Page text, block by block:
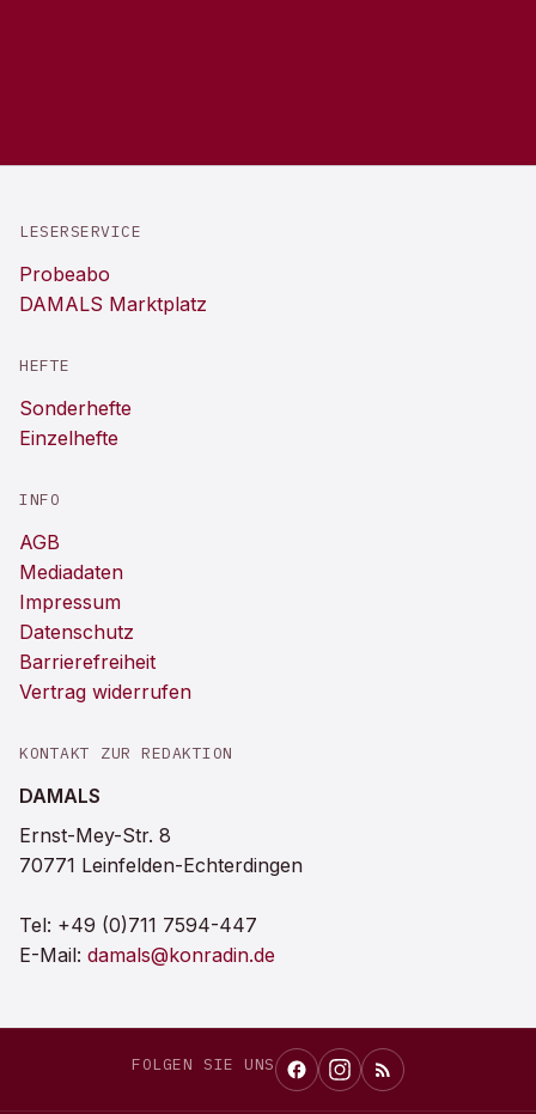
LESERSERVICE
Probeabo
DAMALS Marktplatz
HEFTE
Sonderhefte
Einzelhefte
INFO
AGB
Mediadaten
Impressum
Datenschutz
Barrierefreiheit
Vertrag widerrufen
KONTAKT ZUR REDAKTION
DAMALS
Ernst-Mey-Str. 8
70771 Leinfelden-Echterdingen
Tel: +49 (0)711 7594-447
E-Mail: damals@konradin.de
FOLGEN SIE UNS